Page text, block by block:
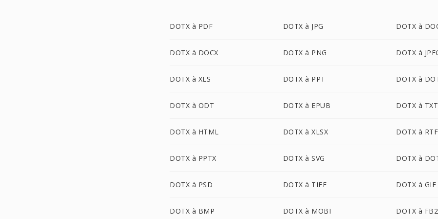
DOTX à PDF DOTX à JPG DOTX à
DOTX à DOCX DOTX à PNG DOTX à
DOTX à XLS DOTX à PPT DOTX à
DOTX à ODT DOTX à EPUB DOTX à TXT
DOTX à HTML DOTX à XLSX DOTX à RTF
DOTX à PPTX DOTX à SVG DOTX à
DOTX à PSD DOTX à TIFF DOTX à GIF
DOTX à BMP DOTX à MOBI DOTX à FB2